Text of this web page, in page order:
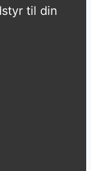
til din